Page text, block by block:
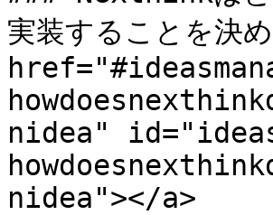
実装することを決
nidea"
nidea"></a>